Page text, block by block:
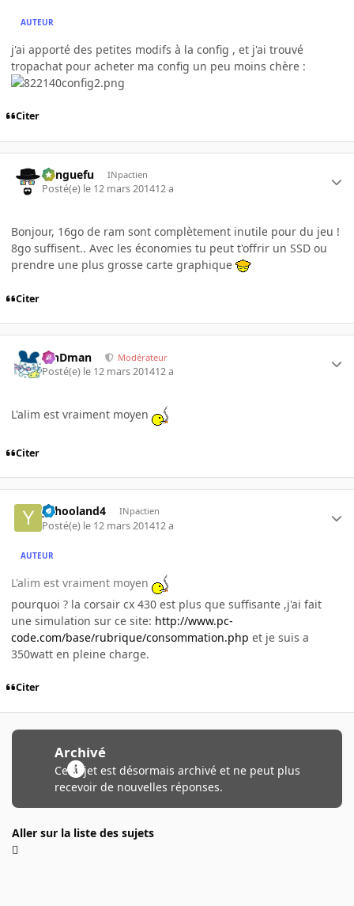
AUTEUR
j'ai apporté des petites modifs à la config , et j'ai trouvé
tropachat pour acheter ma config un peu moins chère :
Citer
Banguefu INpactien
Posté(e) le 12 mars 201412 a
Bonjour, 16go de ram sont complètement inutile pour du jeu !
8go suffisent.. Avec les économies tu peut t'offrir un SSD ou
prendre une plus grosse carte graphique
Citer
RinDman Modérateur
Posté(e) le 12 mars 201412 a
L'alim est vraiment moyen
Citer
yahooland4 INpactien
Posté(e) le 12 mars 201412 a
AUTEUR
L'alim est vraiment moyen
pourquoi ? la corsair cx 430 est plus que suffisante ,j'ai fait
une simulation sur ce site: http://www.pc-
code.com/base/rubrique/consommation.php et je suis a
350watt en pleine charge.
Citer
Archivé
Ce sujet est désormais archivé et ne peut plus
recevoir de nouvelles réponses.
Aller sur la liste des sujets